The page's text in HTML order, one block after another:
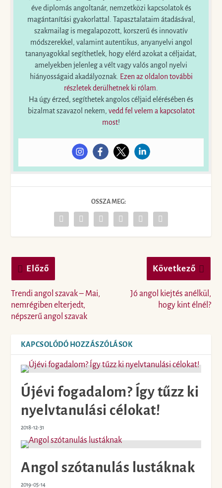
éve diplomás angoltanár, nemzetközi kapcsolatok és
magántanítási gyakorlattal. Tapasztalataim átadásával,
szakmailag is megalapozott, korszerű és innovatív
módszerekkel, valamint autentikus, anyanyelvi angol
tananyagokkal segíthetlek, hogy elérd azokat a céljaidat,
amelyekben jelenleg a vélt vagy valós angol nyelvi
hiányosságaid akadályoznak. Ezen az oldalon további
részletek derülhetnek ki rólam
Ha úgy érzed, segíthetek angolos céljaid elérésében és
bizalmat szavazol nekem, vedd fel velem a kapcsolatot
most!
OSSZA MEG:
Előző
Trendi angol szavak – Mai,
nemrégiben elterjedt,
népszerű angol szavak
Következő
Jó angol kiejtés anélkül,
hogy kint élnél?
KAPCSOLÓDÓ HOZZÁSZÓLÁSOK
Újévi fogadalom? Így tűzz ki
nyelvtanulási célokat!
2018-12-31
Angol szótanulás lustáknak
2019-05-14